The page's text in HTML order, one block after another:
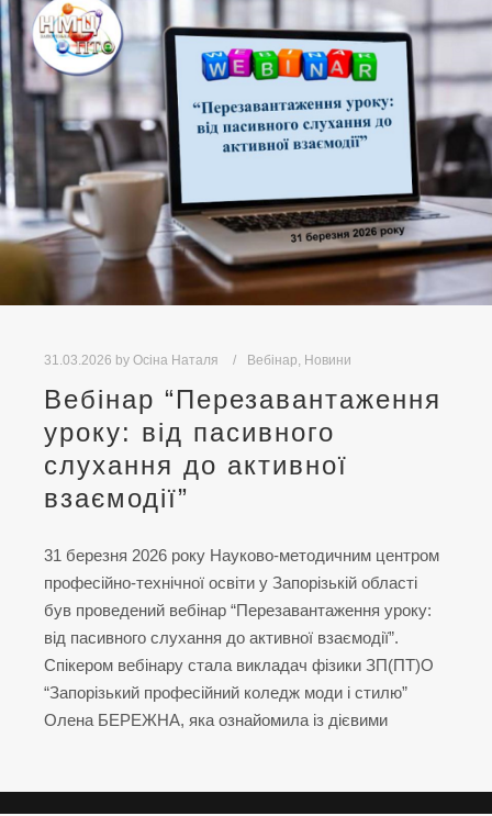
31.03.2026 by Осіна Наталя Вебінар Новини
Вебінар “Перезавантаження
уроку: від пасивного
слухання до активної
взаємодії”
31 березня 2026 року Науково-методичним центром
професійно-технічної освіти у Запорізькій області
був проведений вебінар “Перезавантаження уроку:
від пасивного слухання до активної взаємодії”.
Спікером вебінару стала викладач фізики ЗП(ПТ)О
“Запорізький професійний коледж моди і стилю”
Олена БЕРЕЖНА, яка ознайомила із дієвими